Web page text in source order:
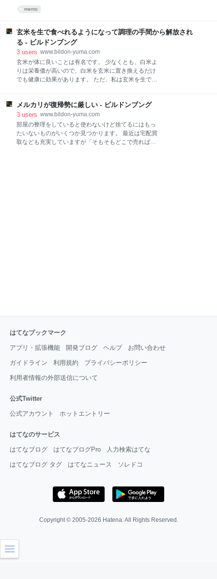
は撤去。 今は自宅でもノートPCを広げて作業してい
はじめ外付けのキーボードやマウス、それを置くため
のキーボードスライダーなどが不要になったので
ピング 保存するメモ帳 abrAsus posted with カエレバ
楽天市場 Amazon Yahooショッピング どちらもA4の
紙を３回折って８分割にした紙を使う。 「薄いメモ
帳」は縦に開いてメモパッドのように使うことができ
る。 見た目にはなかなかシンプルで魅力的な商品だ。
色々と試したり考えた結果、「保存するメモ帳」を買
を入れられる 「薄いメモ帳」にしなかった
memo
玄米を生で食べれるようになって調理の手間から解放され
る - ビルドンブング
3 users www.bildon-yuma.com
玄米が体に良いことは有名です。 少なくとも、白米よ
りは栄養価が高いので、白米を玄米に置き換えるだけ
でも健康に効果があります。 ただ、私は玄米を生で食
そもそも生で食べられるのか 生で食べるメリット 栄養
面では諸説あり まとめ そもそも生で食べられるのか
玄米の生食は健康法として存在します。 玄米に限らず
生の米は食べられないというのは、たいていの場合、
米は炊かないと固くて食べられないと考えるからでし
メルカリが復帰勢に厳しい - ビルドンブング
3 users www.bildon-yuma.com
部屋の整理をしていると使わないけど捨てるにはもっ
たいないものがいくつか見つかります。 最近は宅配買
取なども充実していますが「そもそもどこで売ればい
はてなブックマーク
アプリ・拡張機能 開発ブログ ヘルプ お問い合わせ
ガイドライン 利用規約 プライバシーポリシー
利用者情報の外部送信について
公式Twitter
公式アカウント ホットエントリー
はてなのサービス
はてなブログ はてなブログPro 人力検索はてな
はてなブログ タグ はてなニュース ソレドコ
Copyright © 2005-2026 Hatena. All Rights Reserved.